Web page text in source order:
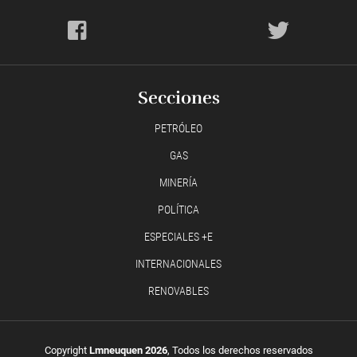
Secciones
PETRÓLEO
GAS
MINERÍA
POLÍTICA
ESPECIALES +E
INTERNACIONALES
RENOVABLES
Copyright Lmneuquen 2026, Todos los derechos reservados